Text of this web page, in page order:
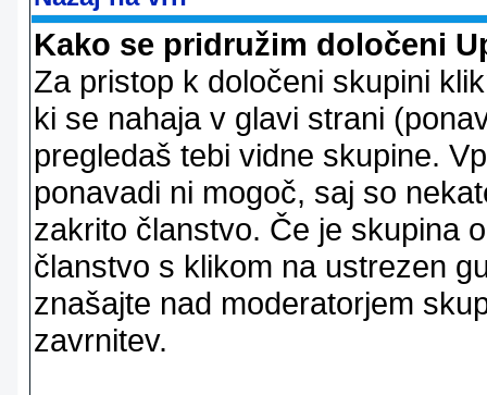
Kako se pridružim določeni
Za pristop k določeni skupini
ki se nahaja v glavi strani
pregledaš tebi vidne skupine.
ponavadi ni mogoč, saj so
zakrito članstvo. Če je skupina
članstvo s klikom na ustrezen
znašajte nad moderatorjem
zavrnitev.